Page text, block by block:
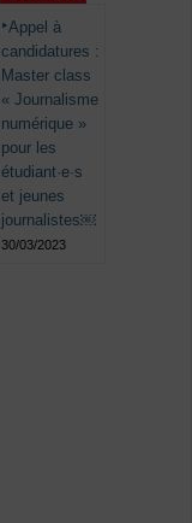
Appel à
candidatures :
Master class
« Journalisme
numérique »
pour les
étudiant·e·s
et jeunes
journalistes￼
30/03/2023